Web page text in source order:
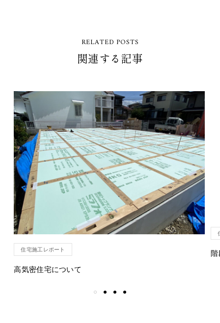
RELATED POSTS
関連する記事
住宅施工レポート
高気密住宅について
階